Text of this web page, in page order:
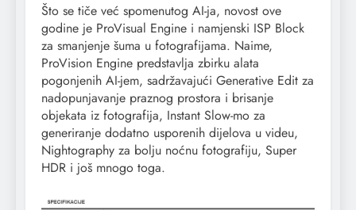
Što se tiče već spomenutog AI-ja, novost ove
godine je ProVisual Engine i namjenski ISP Block
za smanjenje šuma u fotografijama. Naime,
ProVision Engine predstavlja zbirku alata
pogonjenih AI-jem, sadržavajući Generative Edit za
nadopunjavanje praznog prostora i brisanje
objekata iz fotografija, Instant Slow-mo za
generiranje dodatno usporenih dijelova u videu,
Nightography za bolju noćnu fotografiju, Super
HDR i još mnogo toga.